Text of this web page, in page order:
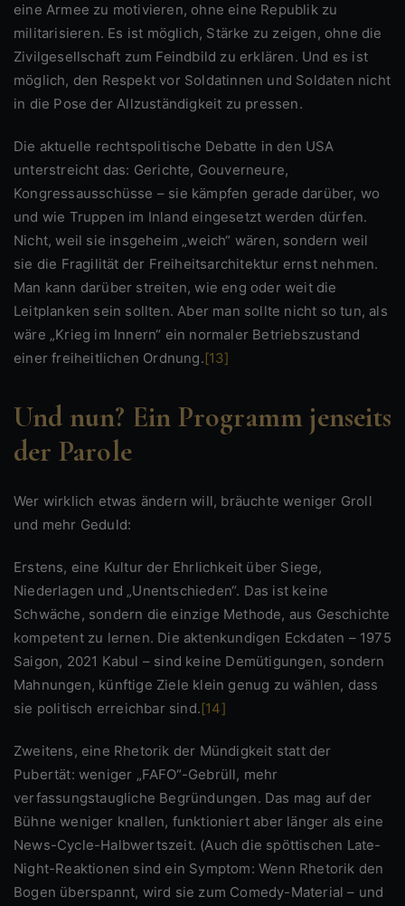
eine Armee zu motivieren, ohne eine Republik zu
militarisieren. Es ist möglich, Stärke zu zeigen, ohne die
Zivilgesellschaft zum Feindbild zu erklären. Und es ist
möglich, den Respekt vor Soldatinnen und Soldaten nicht
in die Pose der Allzuständigkeit zu pressen.
Die aktuelle rechtspolitische Debatte in den USA
unterstreicht das: Gerichte, Gouverneure,
Kongressausschüsse – sie kämpfen gerade darüber, wo
und wie Truppen im Inland eingesetzt werden dürfen.
Nicht, weil sie insgeheim „weich“ wären, sondern weil
sie die Fragilität der Freiheitsarchitektur ernst nehmen.
Man kann darüber streiten, wie eng oder weit die
Leitplanken sein sollten. Aber man sollte nicht so tun, als
wäre „Krieg im Innern“ ein normaler Betriebszustand
einer freiheitlichen Ordnung.[13]
Und nun? Ein Programm jenseits
der Parole
Wer wirklich etwas ändern will, bräuchte weniger Groll
und mehr Geduld:
Erstens, eine Kultur der Ehrlichkeit über Siege,
Niederlagen und „Unentschieden“. Das ist keine
Schwäche, sondern die einzige Methode, aus Geschichte
kompetent zu lernen. Die aktenkundigen Eckdaten – 1975
Saigon, 2021 Kabul – sind keine Demütigungen, sondern
Mahnungen, künftige Ziele klein genug zu wählen, dass
sie politisch erreichbar sind.[14]
Zweitens, eine Rhetorik der Mündigkeit statt der
Pubertät: weniger „FAFO“-Gebrüll, mehr
verfassungstaugliche Begründungen. Das mag auf der
Bühne weniger knallen, funktioniert aber länger als eine
News-Cycle-Halbwertszeit. (Auch die spöttischen Late-
Night-Reaktionen sind ein Symptom: Wenn Rhetorik den
Bogen überspannt, wird sie zum Comedy-Material – und